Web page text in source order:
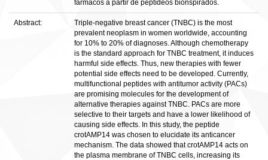
fármacos a partir de peptídeos bionspirados.
Abstract:
Triple-negative breast cancer (TNBC) is the most
prevalent neoplasm in women worldwide, accounting
for 10% to 20% of diagnoses. Although chemotherapy
is the standard approach for TNBC treatment, it induces
harmful side effects. Thus, new therapies with fewer
potential side effects need to be developed. Currently,
multifunctional peptides with antitumor activity (PACs)
are promising molecules for the development of
alternative therapies against TNBC. PACs are more
selective to their targets and have a lower likelihood of
causing side effects. In this study, the peptide
crotAMP14 was chosen to elucidate its anticancer
mechanism. The data showed that crotAMP14 acts on
the plasma membrane of TNBC cells, increasing its